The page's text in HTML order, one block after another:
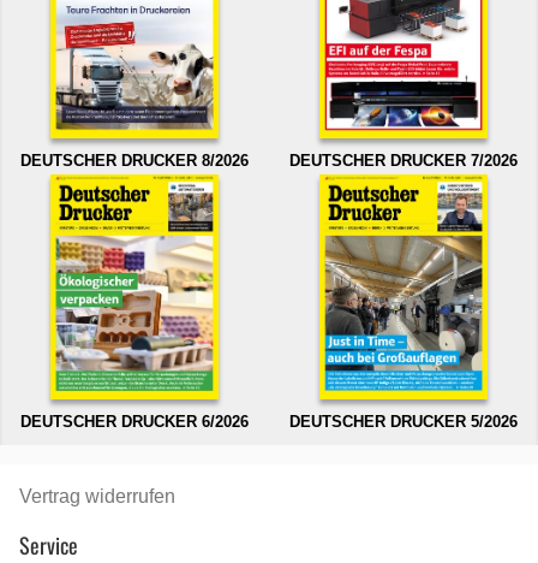
DEUTSCHER DRUCKER 8/2026 DEUTSCHER DRUCKER 7/2026
DEUTSCHER DRUCKER 6/2026 DEUTSCHER DRUCKER 5/2026
Vertrag widerrufen
Service